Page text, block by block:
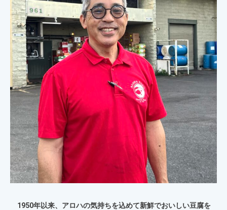
1950年以来、アロハの気持ちを込めて新鮮でおいしい豆腐を